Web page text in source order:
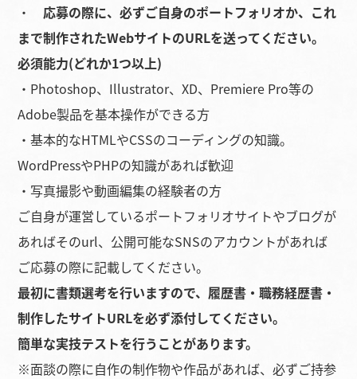
・
応募の際に、必ずご自身のポートフォリオか、これ
まで制作されたWebサイトのURLを送ってください。
必須能力(どれか1つ以上)
・Photoshop、Illustrator、XD、Premiere Pro等の
Adobe製品を基本操作ができる方
・基本的なHTMLやCSSのコーディングの知識。
WordPressやPHPの知識があれば歓迎
・写真撮影や動画編集の経験者の方
ご自身が運営しているポートフォリオサイトやブログが
あればそのurl、公開可能なSNSのアカウントがあれば
ご応募の際に記載してください。
最初に書類選考を行いますので、履歴書・職務経歴書・
制作したサイトURLを必ず添付してください。
簡単な実技テストを行うことがあります。
※面談の際に自作の制作物や作品があれば、必ずご持参